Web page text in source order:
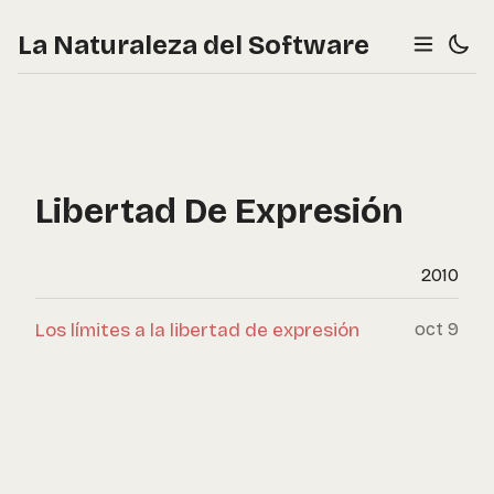
La Naturaleza del Software
Libertad De Expresión
2010
Los límites a la libertad de expresión oct 9